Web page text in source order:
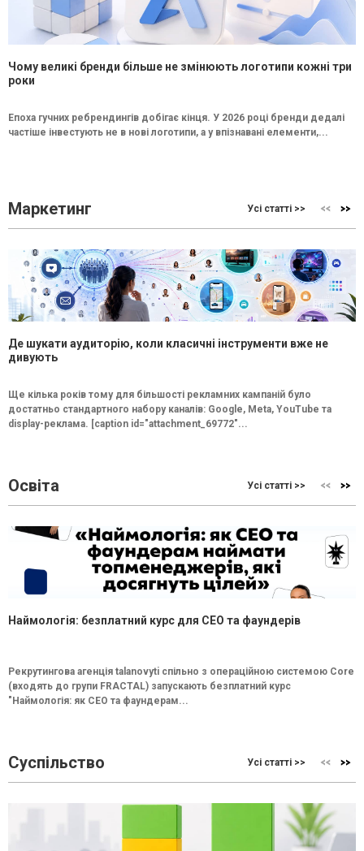
Чому великі бренди більше не змінюють логотипи кожні три
роки
Епоха гучних ребрендингів добігає кінця. У 2026 році бренди дедалі
частіше інвестують не в нові логотипи, а у впізнавані елементи,...
Маркетинг Усі статті >>
Де шукати аудиторію, коли класичні інструменти вже не
дивують
Ще кілька років тому для більшості рекламних кампаній було
достатньо стандартного набору каналів: Google, Meta, YouTube та
display-реклама. [caption id="attachment_69772"...
Освіта Усі статті >>
Наймологія: безплатний курс для CEO та фаундерів
Рекрутингова агенція talanovyti спільно з операційною системою Core
(входять до групи FRACTAL) запускають безплатний курс
"Наймологія: як СEO та фаундерам...
Суспільство Усі статті >>